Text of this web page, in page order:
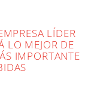
LÍDER
LO MEJOR DE
IMPORTANTE